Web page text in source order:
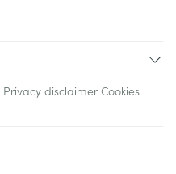
Privacy disclaimer Cookies